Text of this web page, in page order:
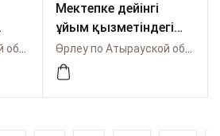
Мектепке дейінгі
ұйым қызметіндегі
квалиметриялық
амал тəсілдері
əдістемелік